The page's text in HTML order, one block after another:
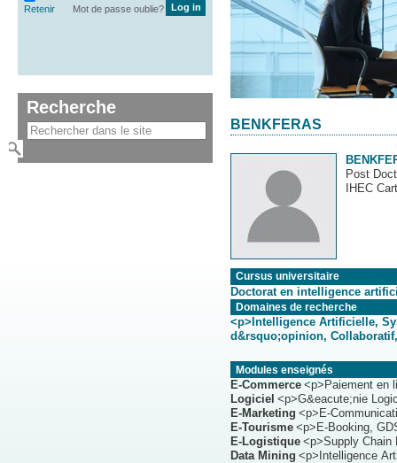
BENKFERAS
Post
IHEC
Cursus universitaire
Doctorat en intelligence
Domaines de recherche
<p>Intelligence Artificielle,
d&rsquo;opinion,
Modules enseignés
E-Commerce <p>Paiement en
Logiciel <p>G&eacute;nie
E-Marketing <p>E-
E-Tourisme <p>E-Booking,
E-Logistique <p>Supply Chain
Data Mining <p>Intelligence
Retenir Mot de passe oublie?
Recherche